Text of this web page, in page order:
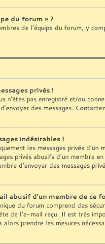
du forum » ?
de l’équipe du forum, y
privés !
n’êtes pas enregistré et/ou
des messages.
indésirables !
les messages privés
privés abusifs d’un
d’envoyer des messages
abusif d’un membre de ce
du forum comprend des
de l’e-mail reçu. Il est très
prendre les mesures